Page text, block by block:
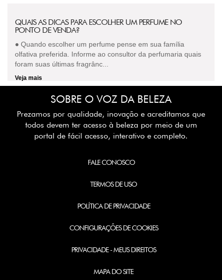
QUAIS AS DICAS PARA ESCOLHER UM PERFUME NO
PONTO DE VENDA?
● Quando escolher um perfume pense em sua família
olfativa preferida. Informe ao consultor da perfumaria quais
foram suas últimas fragrânc...
Veja mais
SOBRE O VOZ DA BELEZA
Prezamos por qualidade, inovação e acreditamos que
todos devem ter acesso à beleza por meio de um
portal de fácil acesso, interativo e completo.
FALE CONOSCO
TERMOS DE USO
POLÍTICA DE PRIVACIDADE
CONFIGURAÇÕES DE COOKIES
PRIVACIDADE - MEUS DIREITOS
MAPA DO SITE